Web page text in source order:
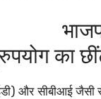
का
और सीबीआई जैसी